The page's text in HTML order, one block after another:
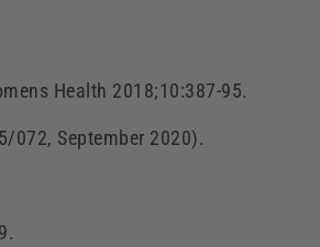
Health 2018;10:387-95.
072, September 2020).